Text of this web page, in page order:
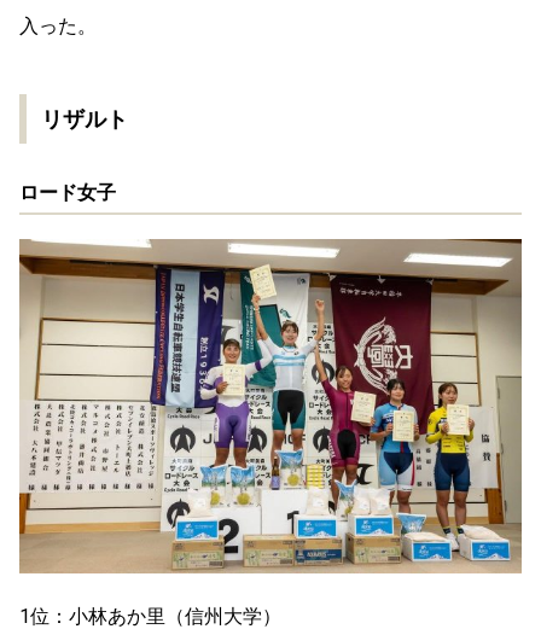
入った。
リザルト
ロード女子
1位：小林あか里（信州大学）